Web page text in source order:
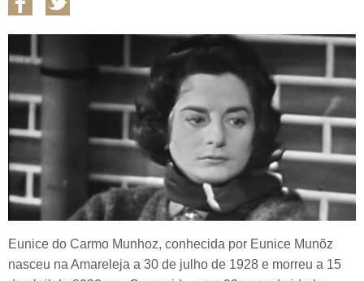
Eunice do Carmo Munhoz, conhecida por Eunice Munõz
nasceu na Amareleja a 30 de julho de 1928 e morreu a 15